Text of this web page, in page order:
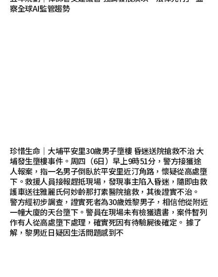
察全球AI監管趨勢
珍惜生命｜大埔平安里30歲男子墮樓 昏迷送院搶救不治 大
埔發生墮樓事件。周四（6日）早上9時51分，警方接獲途
人報案，指一名男子倒臥於平安里近汀角路，懷疑從高處墮
下。救援人員接報趕抵現場，發現事主陷入昏迷，隨即由救
護車送往雅麗氏何妙齡那打素醫院搶救，其後證實不治。
警方經初步調查，證實死者為30歲姓黎男子，相信他從附近
一幢大廈的天台墮下。警員在現場未有檢獲遺書，案件暫列
作有人從高處墮下處理，確實死因有待驗屍後確定。 據了
解，黎男近日疑因生活問題感到不